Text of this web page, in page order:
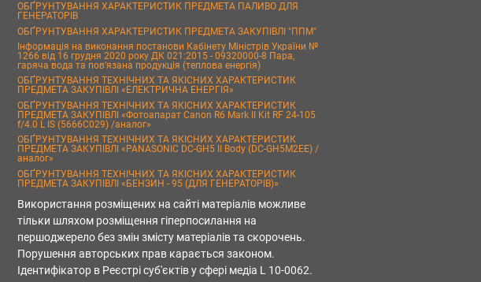
ОБҐРУНТУВАННЯ ХАРАКТЕРИСТИК ПРЕДМЕТА ПАЛИВО ДЛЯ
ГЕНЕРАТОРІВ
ОБҐРУНТУВАННЯ ХАРАКТЕРИСТИК ПРЕДМЕТА ЗАКУПІВЛІ "ППМ"
Інформація на виконання постанови Кабінету Міністрів України №
1266 від 16 грудня 2020 року ДК 021:2015 - 09320000-8 Пара,
гаряча вода та пов’язана продукція (теплова енергія)
ОБҐРУНТУВАННЯ ТЕХНІЧНИХ ТА ЯКІСНИХ ХАРАКТЕРИСТИК
ПРЕДМЕТА ЗАКУПІВЛІ «ЕЛЕКТРИЧНА ЕНЕРГІЯ»
ОБҐРУНТУВАННЯ ТЕХНІЧНИХ ТА ЯКІСНИХ ХАРАКТЕРИСТИК
ПРЕДМЕТА ЗАКУПІВЛІ «Фотоапарат Canon R6 Mark II Kit RF 24-105
f/4.0 L IS (5666C029) /аналог»
ОБҐРУНТУВАННЯ ТЕХНІЧНИХ ТА ЯКІСНИХ ХАРАКТЕРИСТИК
ПРЕДМЕТА ЗАКУПІВЛІ «PANASONIC DC-GH5 II Body (DC-GH5M2EE) /
аналог»
ОБҐРУНТУВАННЯ ТЕХНІЧНИХ ТА ЯКІСНИХ ХАРАКТЕРИСТИК
ПРЕДМЕТА ЗАКУПІВЛІ «БЕНЗИН - 95 (ДЛЯ ГЕНЕРАТОРІВ)»
Використання розміщених на сайті матеріалів можливе
тільки шляхом розміщення гіперпосилання на
першоджерело без змін змісту матеріалів та скорочень.
Порушення авторських прав карається законом.
Ідентифікатор в Реєстрі суб'єктів у сфері медіа L 10-0062.